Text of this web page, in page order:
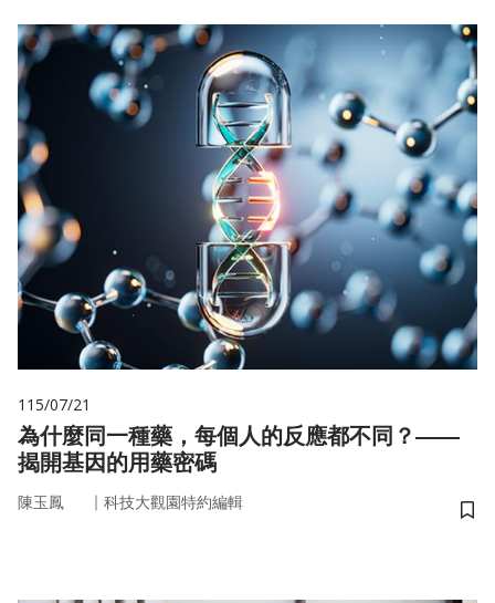
115/07/21
為什麼同一種藥，每個人的反應都不同？——
揭開基因的用藥密碼
陳玉鳳 ｜ 科技大觀園特約編輯
儲